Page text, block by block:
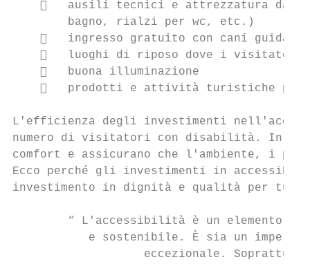
   ausili tecnici e attrezzatura da
        bagno, rialzi per wc, etc.)
       ingresso gratuito con cani guida
   luoghi di riposo dove i visitatori
       buona illuminazione
   prodotti e attività turistiche
L'efficienza degli investimenti
numero di visitatori con disabilità. In
comfort e assicurano che l'ambiente, i
Ecco perché gli investimenti in
investimento in dignità e qualità per
“ L'accessibilità è un elemento
e sostenibile. È sia un
eccezionale.